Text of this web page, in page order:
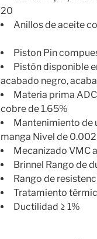
20
Anillos de aceite
Piston Pin
Pistón disponible
acabado negro,
Materia prima
cobre de 1.65%
Mantenimiento de
manga Nivel de
Mecanizado VMC
Brinnel Rango de
Rango de
Tratamiento
Ductilidad ≥ 1%